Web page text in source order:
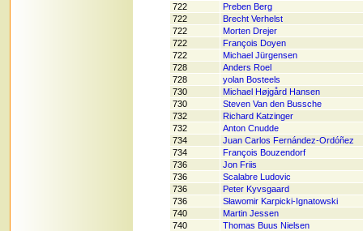
722
Preben Berg
722
Brecht Verhelst
722
Morten Drejer
722
François Doyen
722
Michael Jürgensen
728
Anders Roel
728
yolan Bosteels
730
Michael Højgård Hansen
730
Steven Van den Bussche
732
Richard Katzinger
732
Anton Cnudde
734
Juan Carlos Fernández-Ordóñez
734
François Bouzendorf
736
Jon Friis
736
Scalabre Ludovic
736
Peter Kyvsgaard
736
Sławomir Karpicki-Ignatowski
740
Martin Jessen
740
Thomas Buus Nielsen